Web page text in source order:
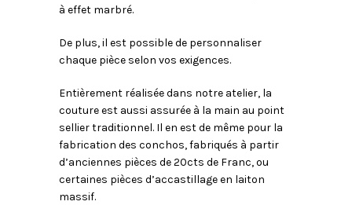
à effet marbré.
De plus, il est possible de personnaliser
chaque pièce selon vos exigences.
Entièrement réalisée dans notre atelier, la
couture est aussi assurée à la main au point
sellier traditionnel. Il en est de même pour la
fabrication des conchos, fabriqués à partir
d’anciennes pièces de 20cts de Franc, ou
certaines pièces d’accastillage en laiton
massif.